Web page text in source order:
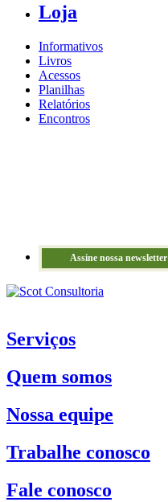
Loja
Informativos
Livros
Acessos
Planilhas
Relatórios
Encontros
Assine nossa newsletter
Serviços
Quem somos
Nossa equipe
Trabalhe conosco
Fale conosco